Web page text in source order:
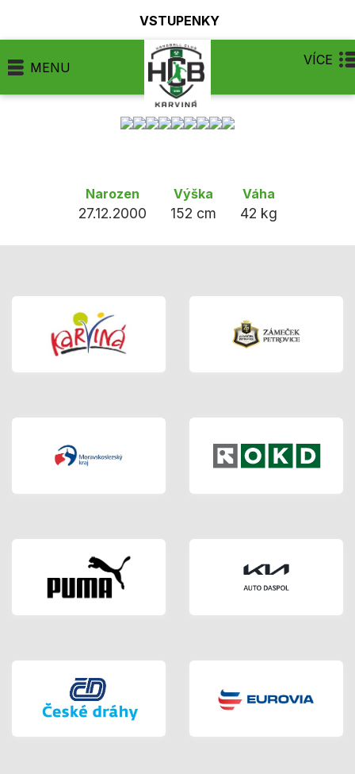
VSTUPENKY
MENU VÍCE
Narozen
27.12.2000
Výška
152 cm
Váha
42 kg